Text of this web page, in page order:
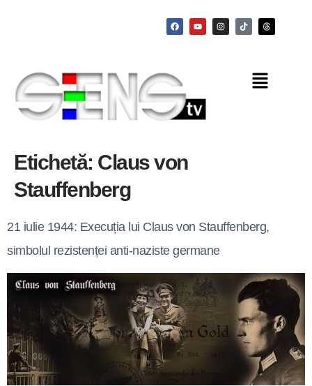
Etichetă: Claus von
Stauffenberg
21 iulie 1944: Execuția lui Claus von Stauffenberg,
simbolul rezistenței anti-naziste germane